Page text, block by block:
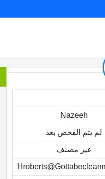
Nazeeh
لم يتم الفحص بعد
غير مصنف